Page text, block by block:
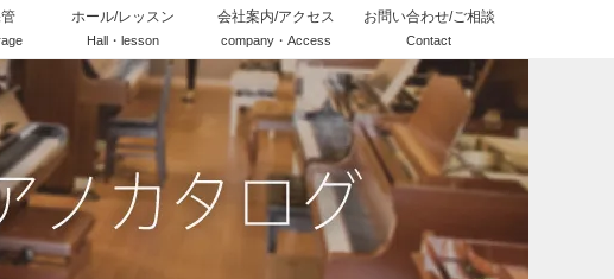
ホール/レッスン
Hall・lesson
会社案内/アクセス
company・Access
お問い合わせ/ご相談
Contact